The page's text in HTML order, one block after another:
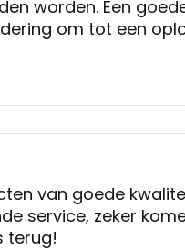
worden. Een
om tot een
van goede
service, zeker
terug!